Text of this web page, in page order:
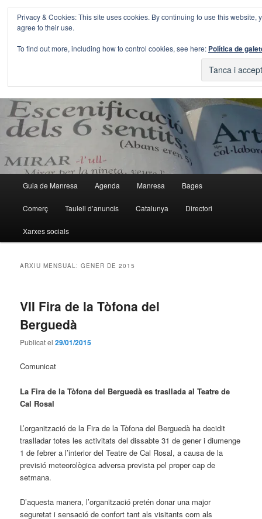
Aneu
contingut
Aneu
contingut
Blog Guia Manresa
Cerca
principal
Guia de Manresa Agenda Manresa Bages
Comerç Taulell d’anuncis Catalunya Directori
Xarxes socials
ARXIU MENSUAL:GENER DE 2015
VII Fira de la Tòfona del
Berguedà
Publicat el29/01/2015
Comunicat
La Fira de la Tòfona del Berguedà es trasllada al Teatre de
Cal Rosal
L’organització de la Fira de la Tòfona del Berguedà ha decidit
traslladar totes les activitats del dissabte 31 de gener i diumenge
1 de febrer a l’interior del Teatre de Cal Rosal, a causa de la
previsió meteorològica adversa prevista pel proper cap de
setmana.
D’aquesta manera, l’organització pretén donar una major
seguretat i sensació de confort tant als visitants com als
Privacy & Cookies: This site uses cookies. By continuing to use this website,
agree to their use.
To find out more, including how to control cookies, see here: Política de